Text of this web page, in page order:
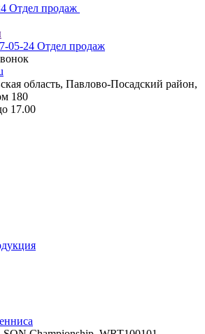
Отдел продаж
05-24 Отдел продаж
область, Павлово-Посадский район,
180
17.00